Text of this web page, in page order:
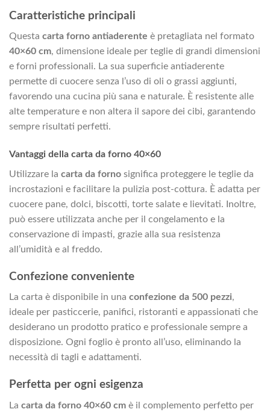
Caratteristiche principali
Questa carta forno antiaderente è pretagliata nel formato
40×60 cm, dimensione ideale per teglie di grandi dimensioni
e forni professionali. La sua superficie antiaderente
permette di cuocere senza l’uso di oli o grassi aggiunti,
favorendo una cucina più sana e naturale. È resistente alle
alte temperature e non altera il sapore dei cibi, garantendo
sempre risultati perfetti.
Vantaggi della carta da forno 40×60
Utilizzare la carta da forno significa proteggere le teglie da
incrostazioni e facilitare la pulizia post-cottura. È adatta per
cuocere pane, dolci, biscotti, torte salate e lievitati. Inoltre,
può essere utilizzata anche per il congelamento e la
conservazione di impasti, grazie alla sua resistenza
all’umidità e al freddo.
Confezione conveniente
La carta è disponibile in una confezione da 500 pezzi,
ideale per pasticcerie, panifici, ristoranti e appassionati che
desiderano un prodotto pratico e professionale sempre a
disposizione. Ogni foglio è pronto all’uso, eliminando la
necessità di tagli e adattamenti.
Perfetta per ogni esigenza
La carta da forno 40×60 cm è il complemento perfetto per